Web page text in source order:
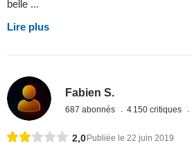
belle ...
Lire plus
Fabien S.
687 abonnés 4 150 critiques
2,0 Publiée le 22 juin 2019